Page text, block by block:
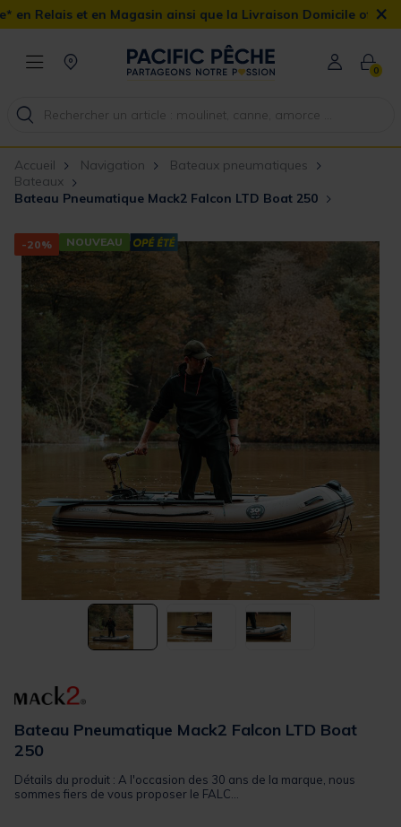
ainsi que la Livraison Domicile offerte dès 90€ ×
0
Accueil Navigation
Bateaux pneumatiques
Bateaux
Bateau Pneumatique Mack2 Falcon LTD Boat 250
-20% NOUVEAU
Bateau Pneumatique Mack2 Falcon LTD Boat
250
Détails du produit : A l'occasion des 30 ans de la marque, nous
sommes fiers de vous proposer le FALC...